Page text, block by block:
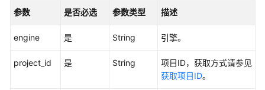
入
门
用
户
参数 是否必选 参数类型 描述
engine 是 String 引擎。
project_id 是 String
项目ID，获取方式请参见
获取项目ID。